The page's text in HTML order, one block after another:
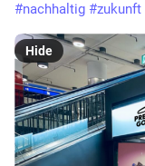
#nachhaltig #zukunft
Hide